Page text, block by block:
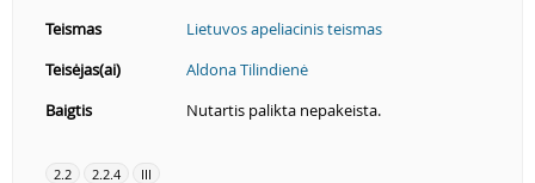
Teismas
Lietuvos apeliacinis teismas
Teisėjas(ai)
Aldona Tilindienė
Baigtis
Nutartis palikta nepakeista.
2.2 2.2.4 III